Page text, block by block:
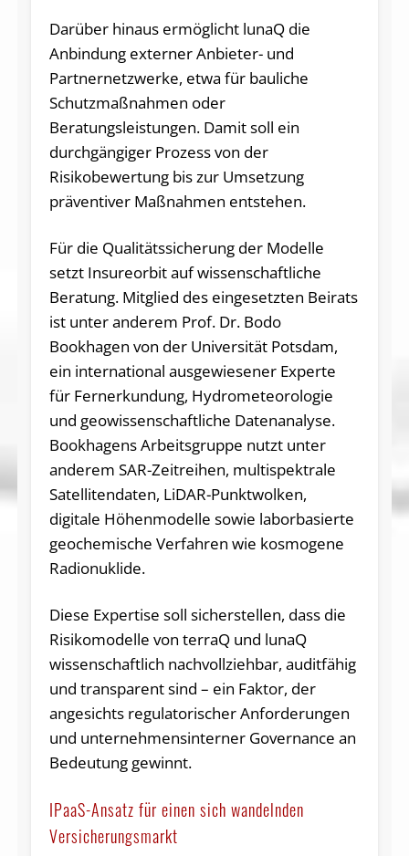
Darüber hinaus ermöglicht lunaQ die
Anbindung externer Anbieter- und
Partnernetzwerke, etwa für bauliche
Schutzmaßnahmen oder
Beratungsleistungen. Damit soll ein
durchgängiger Prozess von der
Risikobewertung bis zur Umsetzung
präventiver Maßnahmen entstehen.
Für die Qualitätssicherung der Modelle
setzt Insureorbit auf wissenschaftliche
Beratung. Mitglied des eingesetzten Beirats
ist unter anderem Prof. Dr. Bodo
Bookhagen von der Universität Potsdam,
ein international ausgewiesener Experte
für Fernerkundung, Hydrometeorologie
und geowissenschaftliche Datenanalyse.
Bookhagens Arbeitsgruppe nutzt unter
anderem SAR-Zeitreihen, multispektrale
Satellitendaten, LiDAR-Punktwolken,
digitale Höhenmodelle sowie laborbasierte
geochemische Verfahren wie kosmogene
Radionuklide.
Diese Expertise soll sicherstellen, dass die
Risikomodelle von terraQ und lunaQ
wissenschaftlich nachvollziehbar, auditfähig
und transparent sind – ein Faktor, der
angesichts regulatorischer Anforderungen
und unternehmensinterner Governance an
Bedeutung gewinnt.
IPaaS-Ansatz für einen sich wandelnden
Versicherungsmarkt